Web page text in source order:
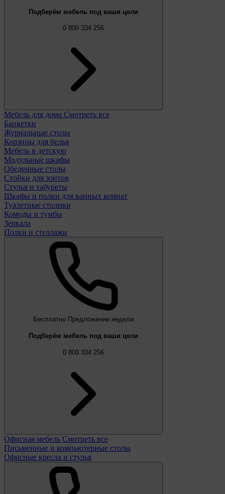
Подберём мебель под ваши цели
0 800 334 256
Мебель для дома Смотреть все
Банкетки
Журнальные столы
Корзины для белья
Мебель в детскую
Модульные шкафы
Обеденные столы
Стойки для зонтов
Стулья и табуреты
Шкафы и полки для ванных комнат
Туалетные столики
Комоды и тумбы
Зеркала
Полки и стеллажи
Бесплатно Предложение недели
Подберём мебель под ваши цели
0 800 334 256
Офисная мебель Смотреть все
Письменные и компьютерные столы
Офисные кресла и стулья